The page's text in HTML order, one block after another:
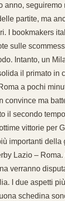
anno, seguiremo
partite, ma
I bookmakers
sulle
Intanto, un
il primato in
a pochi
convince ma
il secondo
vittorie per
importanti della
Lazio –
verranno
I due aspetti
schedina